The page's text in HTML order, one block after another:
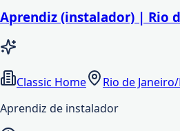
Aprendiz (instalador) | Rio
Classic Home
Rio de Janeiro/
Aprendiz de instalador